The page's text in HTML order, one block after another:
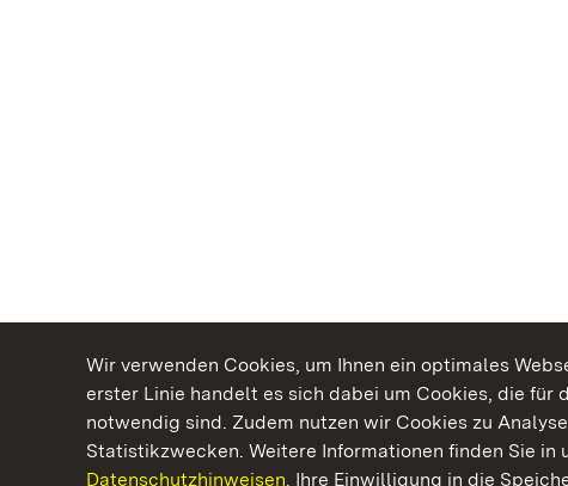
Wir verwenden Cookies, um Ihnen ein optimales
erster Linie handelt es sich dabei um Cookies, die für
notwendig sind. Zudem nutzen wir Cookies zu
Statistikzwecken. Weitere Informationen finden Sie in
Datenschutzhinweisen. Ihre Einwilligung in die